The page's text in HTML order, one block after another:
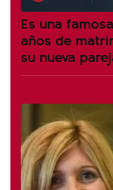
Es una
años de
su nueva